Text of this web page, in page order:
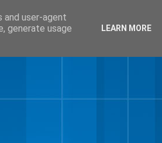
and user-agent
generate usage
LEARN MORE